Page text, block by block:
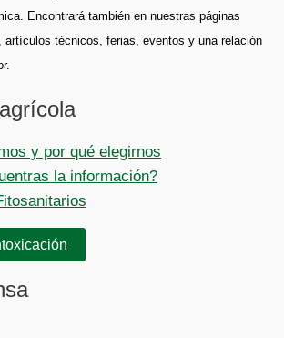
Encontrará también en nuestras páginas
artículos técnicos, ferias, eventos y una relación
y por qué elegirnos
la información?